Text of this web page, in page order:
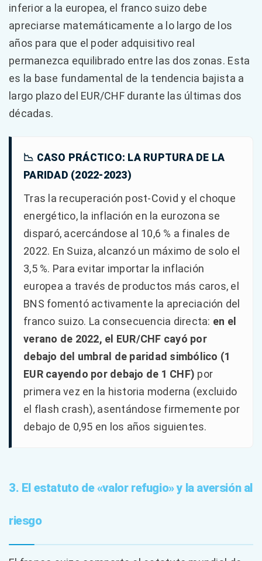
inferior a la europea, el franco suizo debe
apreciarse matemáticamente a lo largo de los
años para que el poder adquisitivo real
permanezca equilibrado entre las dos zonas. Esta
es la base fundamental de la tendencia bajista a
largo plazo del EUR/CHF durante las últimas dos
décadas.
📉 CASO PRÁCTICO: LA RUPTURA DE LA
PARIDAD (2022-2023)
Tras la recuperación post-Covid y el choque
energético, la inflación en la eurozona se
disparó, acercándose al 10,6 % a finales de
2022. En Suiza, alcanzó un máximo de solo el
3,5 %. Para evitar importar la inflación
europea a través de productos más caros, el
BNS fomentó activamente la apreciación del
franco suizo. La consecuencia directa: en el
verano de 2022, el EUR/CHF cayó por
debajo del umbral de paridad simbólico (1
EUR cayendo por debajo de 1 CHF) por
primera vez en la historia moderna (excluido
el flash crash), asentándose firmemente por
debajo de 0,95 en los años siguientes.
3. El estatuto de «valor refugio» y la aversión al
riesgo